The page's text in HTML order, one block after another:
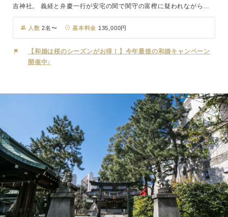
吉神社。 義経と弁慶一行が安宅の関で関守の富樫に疑われながらも
難を逃れたとの伝承から、難問突破に霊験があるとされて、全国唯一
の難問突破の霊神として多くの信仰を受けています。 挙式は壮麗な
檜造りのご社殿で行われます。四季折々の自然の中で、時代を超えて
祝福を聴く、安宅住吉神社の神前結婚式を挙げてみませんか。
人数 2名〜 基本料金 135,000円
【和婚は桜のシーズンがお得！】今年最後の和婚キャンペーン
開催中♪